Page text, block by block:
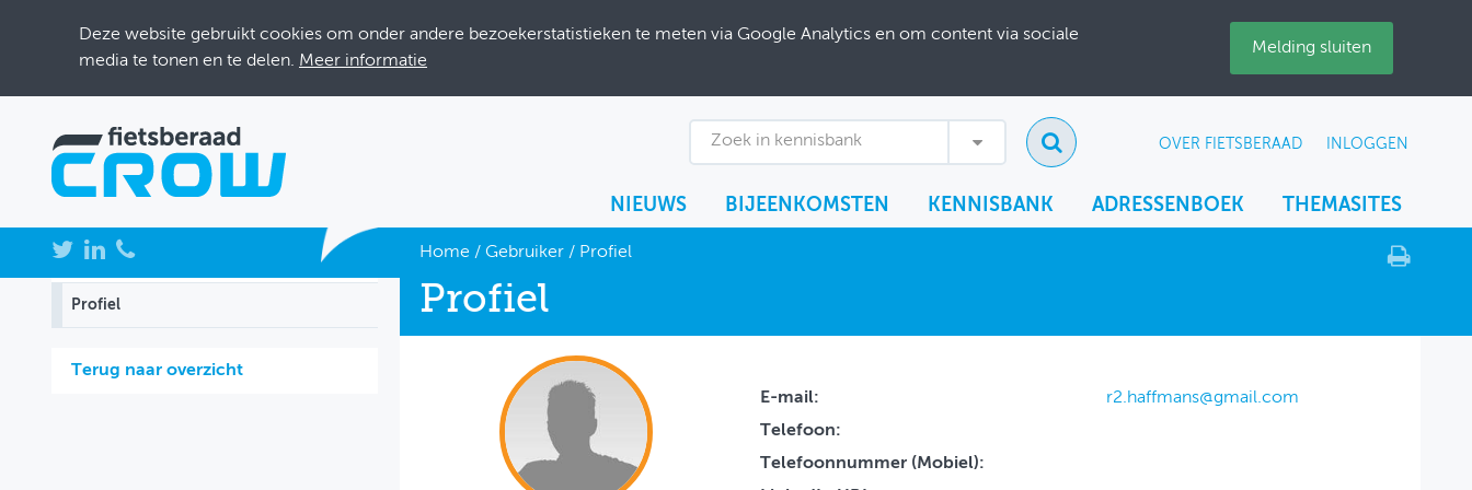
Deze website gebruikt cookies om onder andere bezoekerstatistieken te meten via Google Analytics en om content via sociale
media te tonen en te delen. Meer informatie
Melding sluiten
Zoek in kennisbank OVER FIETSBERAAD INLOGGEN
NIEUWS BIJEENKOMSTEN KENNISBANK ADRESSENBOEK THEMASITES
NIEUWS
BIJEENKOMSTEN
Home / Gebruiker/ Profiel
Profiel
Terug naar overzicht
Profiel
E-mail:
r2.haffmans@gmail.com
Telefoon:
Telefoonnummer (Mobiel):